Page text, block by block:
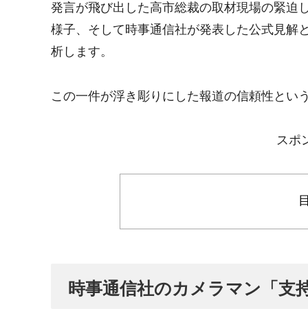
発言が飛び出した高市総裁の取材現場の緊迫
様子、そして時事通信社が発表した公式見解
析します。
この一件が浮き彫りにした報道の信頼性とい
スポ
時事通信社のカメラマン「支